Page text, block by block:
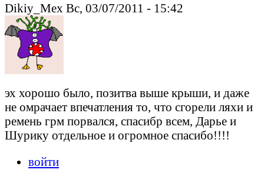
Dikiy_Mex Вс, 03/07/2011 - 15:42
эх хорошо было, позитва выше крыши, и даже
не омрачает впечатления то, что сгорели ляхи и
ремень грм порвался, спасибр всем, Дарье и
Шурику отдельное и огромное спасибо!!!!
войти